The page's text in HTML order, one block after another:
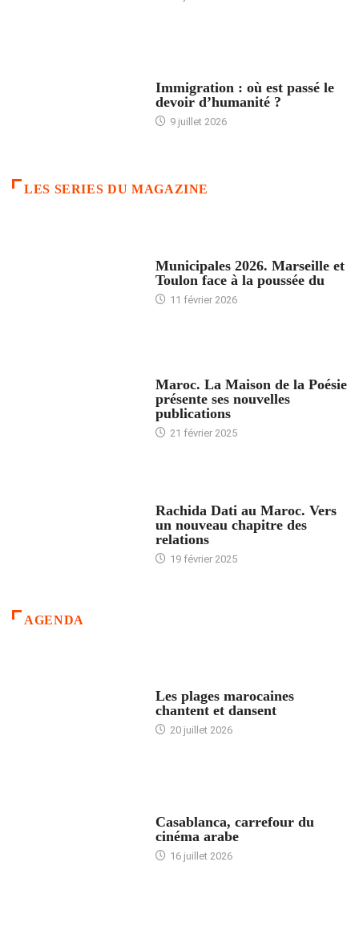
Immigration : où est passé le
devoir d’humanité ?
9 juillet 2026
LES SERIES DU MAGAZINE
Municipales 2026. Marseille et
Toulon face à la poussée du
11 février 2026
Maroc. La Maison de la Poésie
présente ses nouvelles
publications
21 février 2025
Rachida Dati au Maroc. Vers
un nouveau chapitre des
relations
19 février 2025
AGENDA
Les plages marocaines
chantent et dansent
20 juillet 2026
Casablanca, carrefour du
cinéma arabe
16 juillet 2026